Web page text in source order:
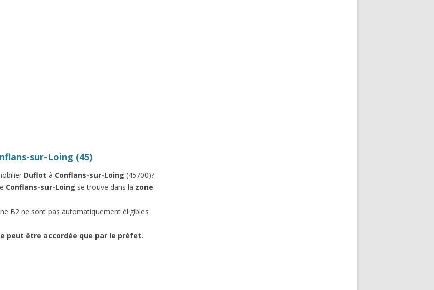
sur-Loing (45)
Duflot à Conflans-sur-Loing (45700)?
Conflans-sur-Loing se trouve dans la zone
B2 ne sont pas automatiquement éligibles
peut être accordée que par le préfet.